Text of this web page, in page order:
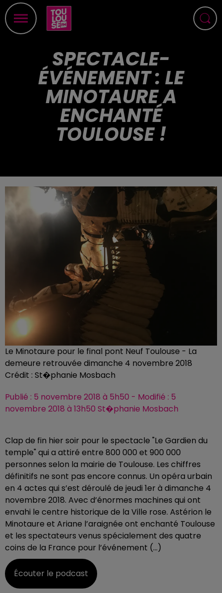
SPECTACLE-
ÉVÉNEMENT : LE
MINOTAURE A
ENCHANTÉ
TOULOUSE !
Le Minotaure pour le final pont Neuf Toulouse - La
demeure retrouvée dimanche 4 novembre 2018
Crédit : St�phanie Mosbach
Publié : 5 novembre 2018 à 5h50 - Modifié : 5
novembre 2018 à 13h50 St�phanie Mosbach
Clap de fin hier soir pour le spectacle "Le Gardien du
temple" qui a attiré entre 800 000 et 900 000
personnes selon la mairie de Toulouse. Les chiffres
définitifs ne sont pas encore connus. Un opéra urbain
en 4 actes qui s’est déroulé de jeudi 1er à dimanche 4
novembre 2018. Avec d’énormes machines qui ont
envahi le centre historique de la Ville rose. Astérion le
Minotaure et Ariane l’araignée ont enchanté Toulouse
et les spectateurs venus spécialement des quatre
coins de la France pour l’événement (...)
Écouter le podcast